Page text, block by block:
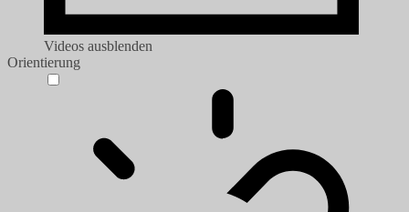
Videos ausblenden
Orientierung